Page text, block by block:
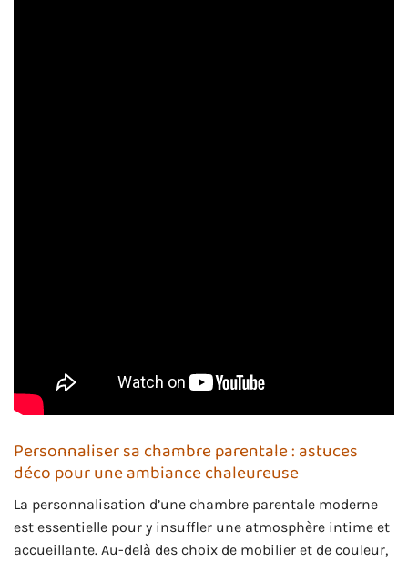
Personnaliser sa chambre parentale : astuces
déco pour une ambiance chaleureuse
La personnalisation d’une chambre parentale moderne
est essentielle pour y insuffler une atmosphère intime et
accueillante. Au-delà des choix de mobilier et de couleur,